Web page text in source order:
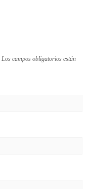
Los campos obligatorios están